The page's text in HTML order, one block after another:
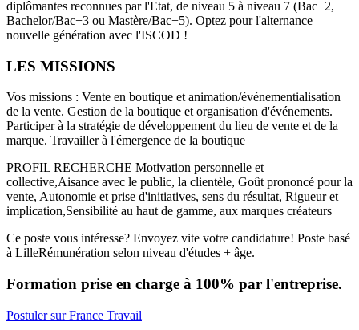
diplômantes reconnues par l'Etat, de niveau 5 à niveau 7 (Bac+2,
Bachelor/Bac+3 ou Mastère/Bac+5). Optez pour l'alternance
nouvelle génération avec l'ISCOD !
LES MISSIONS
Vos missions : Vente en boutique et animation/événementialisation
de la vente. Gestion de la boutique et organisation d'événements.
Participer à la stratégie de développement du lieu de vente et de la
marque. Travailler à l'émergence de la boutique
PROFIL RECHERCHE Motivation personnelle et
collective,Aisance avec le public, la clientèle, Goût prononcé pour la
vente, Autonomie et prise d'initiatives, sens du résultat, Rigueur et
implication,Sensibilité au haut de gamme, aux marques créateurs
Ce poste vous intéresse? Envoyez vite votre candidature! Poste basé
à LilleRémunération selon niveau d'études + âge.
Formation prise en charge à 100% par l'entreprise.
Postuler sur France Travail